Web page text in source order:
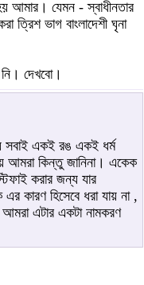
আমার। যেমন - স্বাধীনতার
ত্রিশ ভাগ বাংলাদেশী ঘৃনা
নি। দেখবো।
সবাই একই রঙ একই ধর্ম
আমরা কিন্তু জানিনা। একেক
করার জন্য যার
কারণ হিসেবে ধরা যায় না ,
এটার একটা নামকরণ